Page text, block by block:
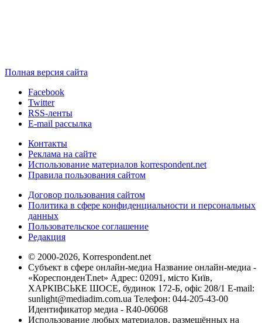
Полная версия сайта
Facebook
Twitter
RSS-ленты
E-mail рассылка
Контакты
Реклама на сайте
Использование материалов korrespondent.net
Правила пользования сайтом
Договор пользования сайтом
Политика в сфере конфиденциальности и персональных
данных
Пользовательское соглашение
Редакция
© 2000-2026, Korrespondent.net
Субъект в сфере онлайн-медиа Название онлайн-медиа -
«КореспонденТ.net» Адрес: 02091, місто Київ,
ХАРКІВСЬКЕ ШОСЕ, будинок 172-Б, офіс 208/1 E-mail:
sunlight@mediadim.com.ua Телефон: 044-205-43-00
Идентификатор медиа - R40-06068
Использование любых материалов, размещённых на